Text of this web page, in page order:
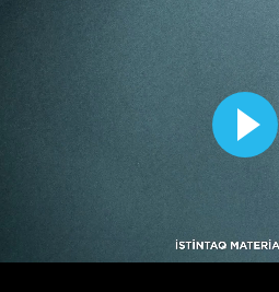
F.S. görüntülərin